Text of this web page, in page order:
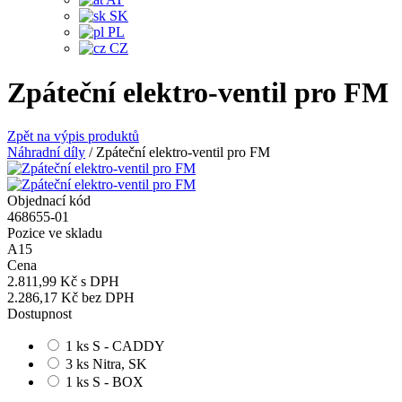
SK
PL
CZ
Zpáteční elektro-ventil pro FM
Zpět na výpis produktů
Náhradní díly / Zpáteční elektro-ventil pro FM
Objednací kód
468655-01
Pozice ve skladu
A15
Cena
2.811,99 Kč s DPH
2.286,17 Kč bez DPH
Dostupnost
1 ks S - CADDY
3 ks Nitra, SK
1 ks S - BOX